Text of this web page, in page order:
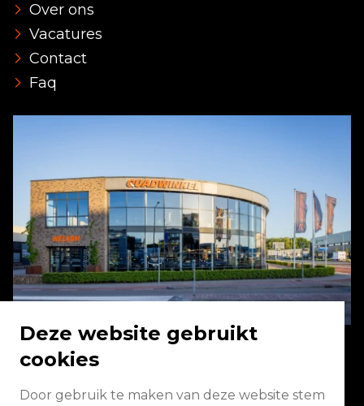
Over ons
Vacatures
Contact
Faq
Energieweg 2 3771 NA Barneveld
Deze website gebruikt
cookies
Door gebruik te maken van deze website stem